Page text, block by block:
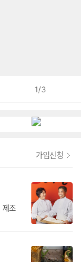
1/3
가입신청
제조